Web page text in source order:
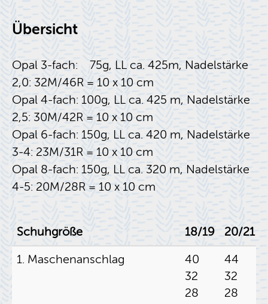
Über­sicht
Opal 3-fach: 75g, LL ca. 425m, Na­del­stär­ke
2,0: 32M/46R = 10 x 10 cm
Opal 4-fach: 100g, LL ca. 425 m, Na­del­stär­ke
2,5: 30M/42R = 10 x 10 cm
Opal 6-fach: 150g, LL ca. 420 m, Na­del­stär­ke
3-4: 23M/31R = 10 x 10 cm
Opal 8-fach: 150g, LL ca. 320 m, Na­del­stär­ke
4-5: 20M/28R = 10 x 10 cm
Schuh­grö­ße 18/19 20/21
1. Ma­schen­an­schlag
40
32
28
44
32
28